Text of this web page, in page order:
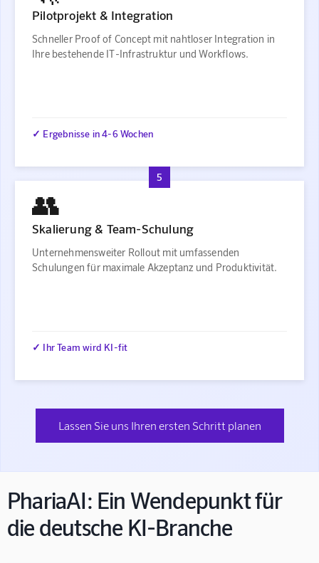
Pilotprojekt & Integration
Schneller Proof of Concept mit nahtloser Integration in
Ihre bestehende IT-Infrastruktur und Workflows.
✓ Ergebnisse in 4-6 Wochen
5
👥
Skalierung & Team-Schulung
Unternehmensweiter Rollout mit umfassenden
Schulungen für maximale Akzeptanz und Produktivität.
✓ Ihr Team wird KI-fit
Lassen Sie uns Ihren ersten Schritt planen
PhariaAI: Ein Wendepunkt für
die deutsche KI-Branche